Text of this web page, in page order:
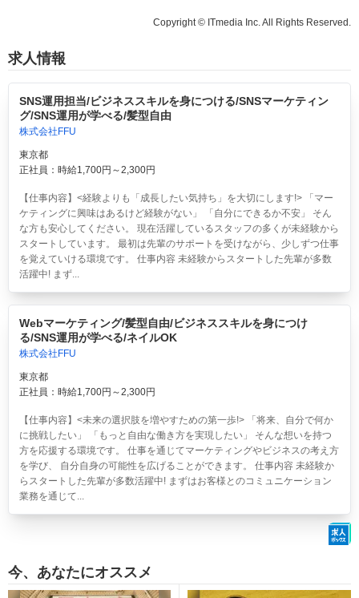
Copyright © ITmedia Inc. All Rights Reserved.
求人情報
SNS運用担当/ビジネススキルを身につける/SNSマーケティン
グ/SNS運用が学べる/髪型自由
株式会社FFU
東京都
正社員：時給1,700円～2,300円
【仕事内容】<経験よりも「成長したい気持ち」を大切にします!> 「マー
ケティングに興味はあるけど経験がない」 「自分にできるか不安」 そん
な方も安心してください。 現在活躍しているスタッフの多くが未経験から
スタートしています。 最初は先輩のサポートを受けながら、少しずつ仕事
を覚えていける環境です。 仕事内容 未経験からスタートした先輩が多数
活躍中! まず...
Webマーケティング/髪型自由/ビジネススキルを身につけ
る/SNS運用が学べる/ネイルOK
株式会社FFU
東京都
正社員：時給1,700円～2,300円
【仕事内容】<未来の選択肢を増やすための第一歩!> 「将来、自分で何か
に挑戦したい」 「もっと自由な働き方を実現したい」 そんな想いを持つ
方を応援する環境です。 仕事を通じてマーケティングやビジネスの考え方
を学び、 自分自身の可能性を広げることができます。 仕事内容 未経験か
らスタートした先輩が多数活躍中! まずはお客様とのコミュニケーション
業務を通じて...
今、あなたにオススメ